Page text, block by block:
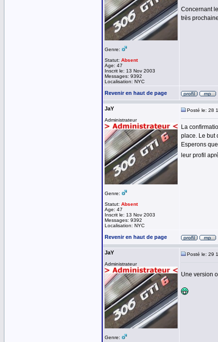
Genre:
Statut: Absent
Age: 47
Inscrit le: 13 Nov 2003
Messages: 9392
Localisation: NYC
Concernant
très
Revenir en haut de page
JaY
Administrateur
Genre:
Statut: Absent
Age: 47
Inscrit le: 13 Nov 2003
Messages: 9392
Localisation: NYC
Posté le: 28
La
place. Le but
Esperons
leur profil
Revenir en haut de page
JaY
Administrateur
Genre:
Posté le: 29
Une version